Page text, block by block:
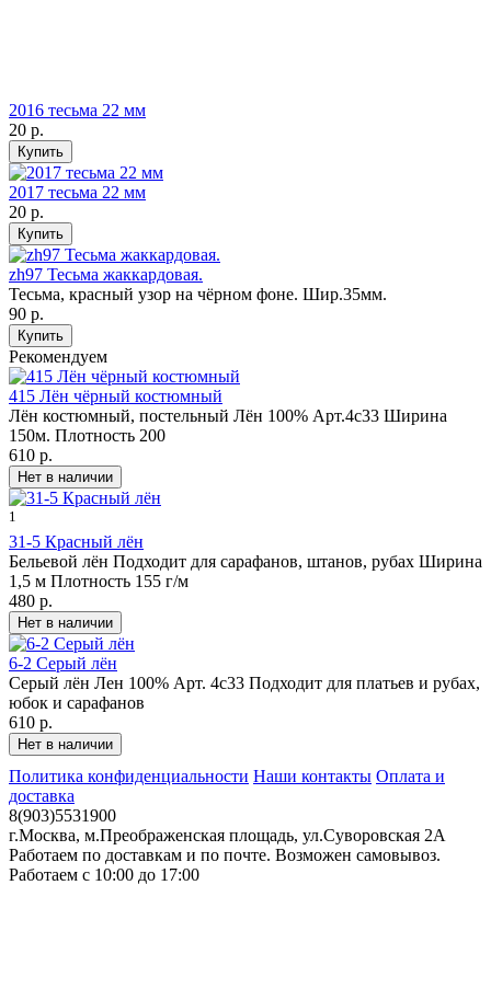
2016 тесьма 22 мм
20 р.
2017 тесьма 22 мм
20 р.
zh97 Тесьма жаккардовая.
Тесьма, красный узор на чёрном фоне. Шир.35мм.
90 р.
Рекомендуем
415 Лён чёрный костюмный
Лён костюмный, постельный Лён 100% Арт.4с33 Ширина
150м. Плотность 200
610 р.
1
31-5 Красный лён
Бельевой лён Подходит для сарафанов, штанов, рубах Ширина
1,5 м Плотность 155 г/м
480 р.
6-2 Серый лён
Серый лён Лен 100% Арт. 4с33 Подходит для платьев и рубах,
юбок и сарафанов
610 р.
Политика конфиденциальности Наши контакты Оплата и
доставка
8(903)5531900
г.Москва, м.Преображенская площадь, ул.Суворовская 2А
Работаем по доставкам и по почте. Возможен самовывоз.
Работаем с 10:00 до 17:00